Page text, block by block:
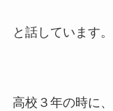
と話しています。
高校３年の時に、